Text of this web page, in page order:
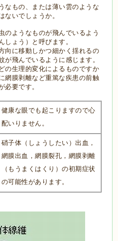
なもの、または薄い雲のような
ないでしょうか。
ようなものが飛んでいるよう
しょう）と呼びます。
向に移動しかつ細かく揺れるの
飛んでいるように感じます。
の生理的変化によるものですか
網膜剥離など重篤な疾患の前触
必要です。
健康な眼でも起こりますので心
配いりません。
硝子体（しょうしたい）出血，
網膜出血，網膜裂孔，網膜剥離
（もうまくはくり）の初期症状
の可能性があります。